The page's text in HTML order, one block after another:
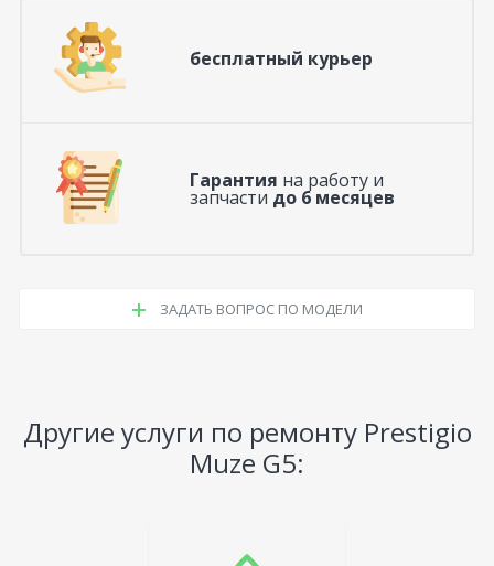
бесплатный курьер
Гарантия на работу и
запчасти до 6 месяцев
ЗАДАТЬ ВОПРОС ПО МОДЕЛИ
Другие услуги по ремонту Prestigio
Muze G5: